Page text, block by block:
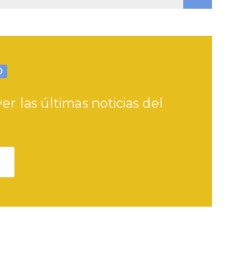
las últimas noticias del